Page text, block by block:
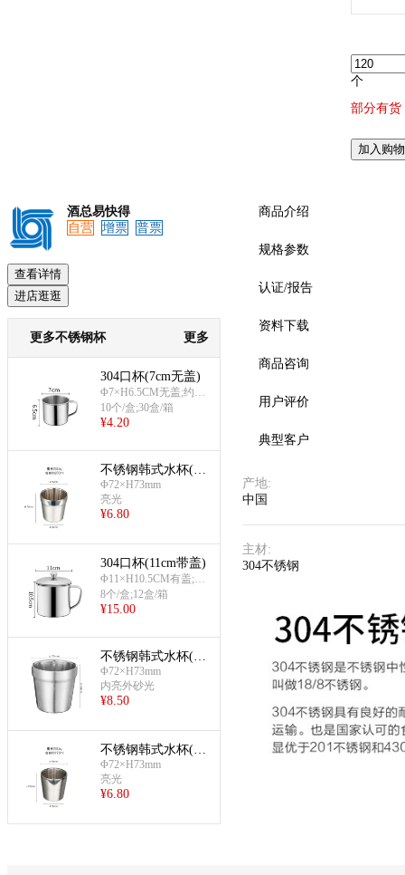
个
部分有货
加入购
酒总易快得
自营
增票 普票
查看详情
进店逛逛
更多不锈钢杯 更多
304口杯(7cm无盖)
Φ7×H6.5CM无盖;约65
g;满杯约270ml
10个/盒;30盒/箱
¥4.20
不锈钢韩式水杯(20
1带箍)
Φ72×H73mm
亮光
¥6.80
304口杯(11cm带盖)
Φ11×H10.5CM有盖;约
220g;满杯约1100ml
8个/盒;12盒/箱
¥15.00
不锈钢韩式水杯(30
4带箍)
Φ72×H73mm
内亮外砂光
¥8.50
不锈钢韩式水杯(20
1不带箍)
Φ72×H73mm
亮光
¥6.80
商品介绍
规格参数
认证/报告
资料下载
商品咨询
用户评价
典型客户
产地:
中国
主材:
304不锈钢